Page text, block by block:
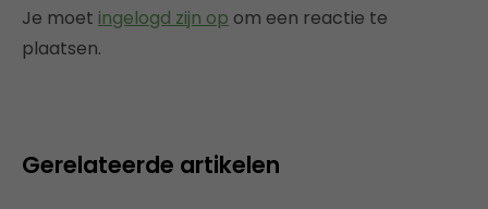
Je moet ingelogd zijn op om een reactie te
plaatsen.
Gerelateerde artikelen